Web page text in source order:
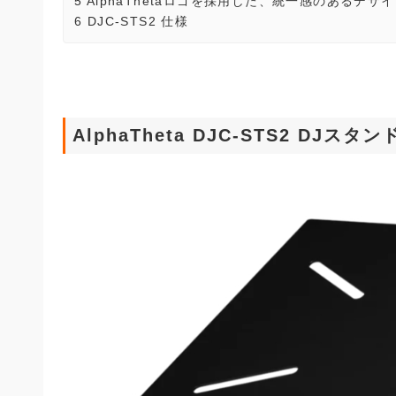
6 DJC-STS2 仕様
AlphaTheta DJC-STS2 DJスタン